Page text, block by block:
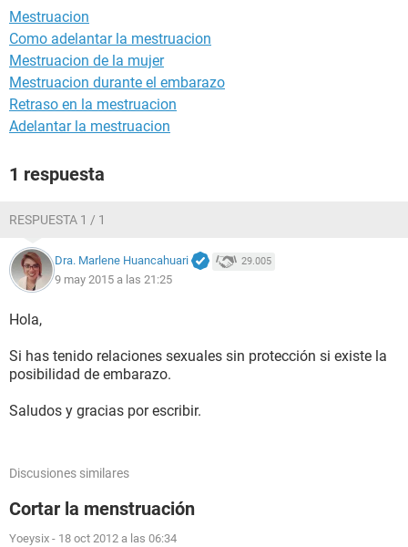
Mestruacion
Como adelantar la mestruacion
Mestruacion de la mujer
Mestruacion durante el embarazo
Retraso en la mestruacion
Adelantar la mestruacion
1 respuesta
RESPUESTA 1 / 1
Dra. Marlene Huancahuari 29.005
9 may 2015 a las 21:25
Hola,
Si has tenido relaciones sexuales sin protección si existe la
posibilidad de embarazo.
Saludos y gracias por escribir.
Discusiones similares
Cortar la menstruación
Yoeysix - 18 oct 2012 a las 06:34